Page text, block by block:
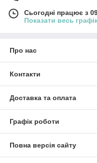
Сьогодні працює з
Показати весь
Про нас
Контакти
Доставка та оплата
Графік роботи
Повна версія сайту